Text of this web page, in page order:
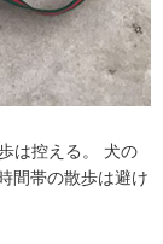
は控える。 犬の
間帯の散歩は避け